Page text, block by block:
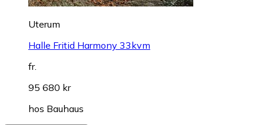
Uterum
Halle Fritid Harmony 33kvm
fr.
95 680 kr
hos Bauhaus